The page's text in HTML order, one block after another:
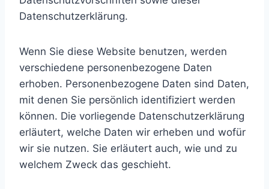
Datenschutzerklärung.
Wenn Sie diese Website benutzen, werden
verschiedene personenbezogene Daten
erhoben. Personenbezogene Daten sind Daten,
mit denen Sie persönlich identifiziert werden
können. Die vorliegende Datenschutzerklärung
erläutert, welche Daten wir erheben und wofür
wir sie nutzen. Sie erläutert auch, wie und zu
welchem Zweck das geschieht.